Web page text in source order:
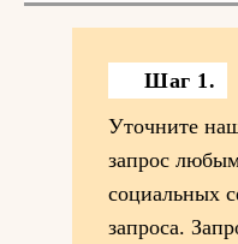
Шаг 1.
Уточните
запрос
социальных
запроса.